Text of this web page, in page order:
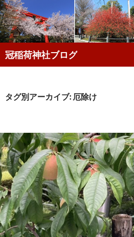
冠稲荷神社ブログ
索
ン
動
タグ別アーカイブ: 厄除け